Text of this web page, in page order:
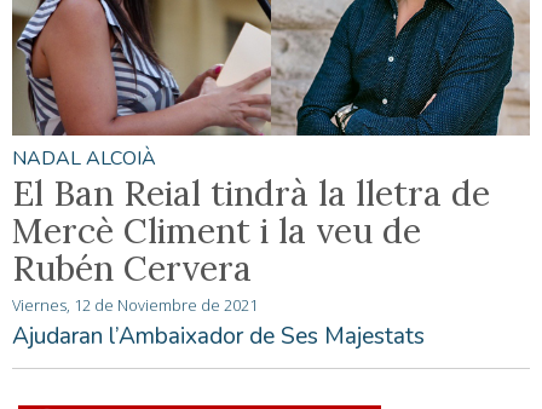
NADAL ALCOIÀ
El Ban Reial tindrà la lletra de
Mercè Climent i la veu de
Rubén Cervera
Viernes, 12 de Noviembre de 2021
Ajudaran l’Ambaixador de Ses Majestats